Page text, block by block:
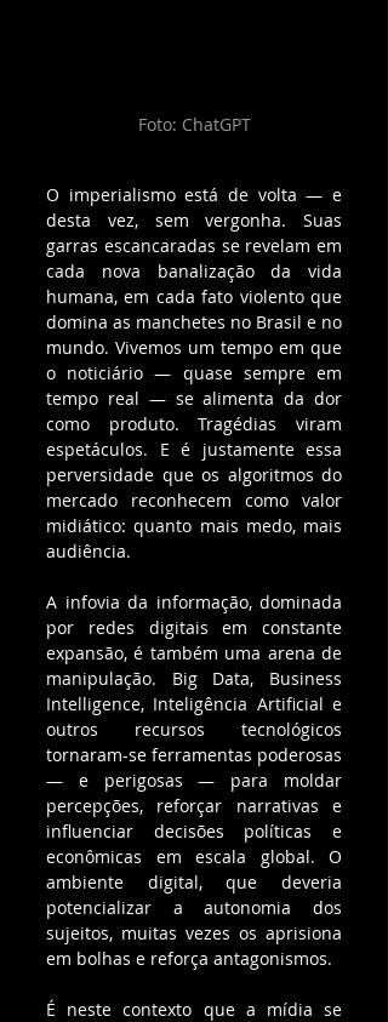
Foto: ChatGPT
O imperialismo está de volta — e
desta vez, sem vergonha. Suas
garras escancaradas se revelam em
cada nova banalização da vida
humana, em cada fato violento que
domina as manchetes no Brasil e no
mundo. Vivemos um tempo em que
o noticiário — quase sempre em
tempo real — se alimenta da dor
como produto. Tragédias viram
espetáculos. E é justamente essa
perversidade que os algoritmos do
mercado reconhecem como valor
midiático: quanto mais medo, mais
audiência.
A infovia da informação, dominada
por redes digitais em constante
expansão, é também uma arena de
manipulação. Big Data, Business
Intelligence, Inteligência Artificial e
outros recursos tecnológicos
tornaram-se ferramentas poderosas
— e perigosas — para moldar
percepções, reforçar narrativas e
influenciar decisões políticas e
econômicas em escala global. O
ambiente digital, que deveria
potencializar a autonomia dos
sujeitos, muitas vezes os aprisiona
em bolhas e reforça antagonismos.
É neste contexto que a mídia se